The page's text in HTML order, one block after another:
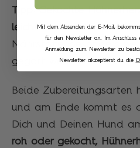
Tipp: Gekochte
leicht verdaulichund
Nährstoffe, besonders
gegart werden.
Beide Zubereitungsarten
und am Ende kommt es
Dich und Deinen Hund
roh oder gekocht,
Mit dem Absenden der E-Mail,
für den Newsletter an. Im
Anmeldung zum Newsletter zu
Newsletter akzeptierst du die